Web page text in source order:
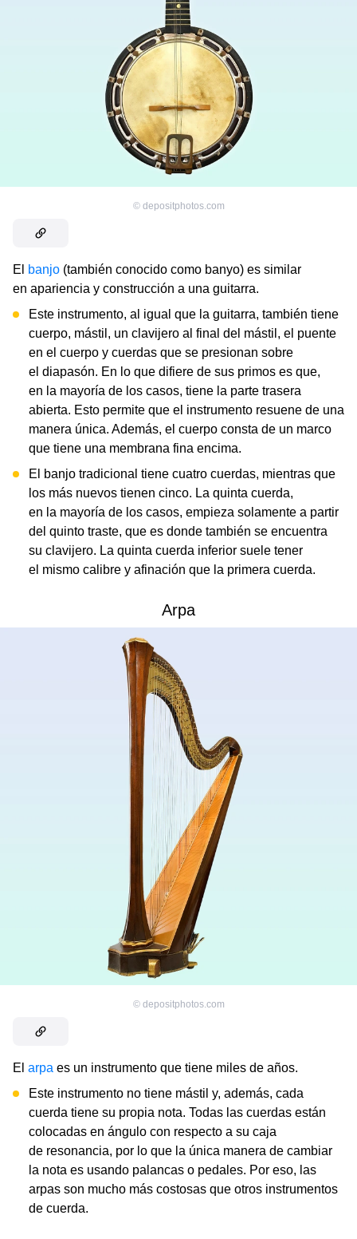
© depositphotos.com
El banjo (también conocido como banyo) es similar
en apariencia y construcción a una guitarra.
Este instrumento, al igual que la guitarra, también tiene
cuerpo, mástil, un clavijero al final del mástil, el puente
en el cuerpo y cuerdas que se presionan sobre
el diapasón. En lo que difiere de sus primos es que,
en la mayoría de los casos, tiene la parte trasera
abierta. Esto permite que el instrumento resuene de una
manera única. Además, el cuerpo consta de un marco
que tiene una membrana fina encima.
El banjo tradicional tiene cuatro cuerdas, mientras que
los más nuevos tienen cinco. La quinta cuerda,
en la mayoría de los casos, empieza solamente a partir
del quinto traste, que es donde también se encuentra
su clavijero. La quinta cuerda inferior suele tener
el mismo calibre y afinación que la primera cuerda.
Arpa
© depositphotos.com
El arpa es un instrumento que tiene miles de años.
Este instrumento no tiene mástil y, además, cada
cuerda tiene su propia nota. Todas las cuerdas están
colocadas en ángulo con respecto a su caja
de resonancia, por lo que la única manera de cambiar
la nota es usando palancas o pedales. Por eso, las
arpas son mucho más costosas que otros instrumentos
de cuerda.